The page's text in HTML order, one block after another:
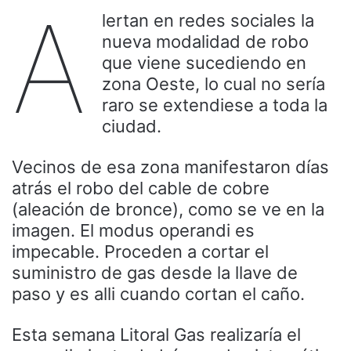
A
lertan en redes sociales la
nueva modalidad de robo
que viene sucediendo en
zona Oeste, lo cual no sería
raro se extendiese a toda la
ciudad.
Vecinos de esa zona manifestaron días
atrás el robo del cable de cobre
(aleación de bronce), como se ve en la
imagen. El modus operandi es
impecable. Proceden a cortar el
suministro de gas desde la llave de
paso y es alli cuando cortan el caño.
Esta semana Litoral Gas realizaría el